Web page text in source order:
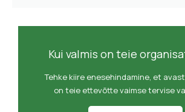
Kui valmis on teie
Tehke kiire enesehindamine, et
on teie ettevõtte vaimse tervise